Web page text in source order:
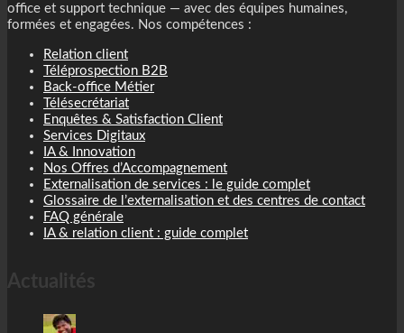
office et support technique — avec des équipes humaines,
formées et engagées. Nos compétences :
Relation client
Téléprospection B2B
Back-office Métier
Télésecrétariat
Enquêtes & Satisfaction Client
Services Digitaux
IA & Innovation
Nos Offres d’Accompagnement
Externalisation de services : le guide complet
Glossaire de l’externalisation et des centres de contact
FAQ générale
IA & relation client : guide complet
Actualités